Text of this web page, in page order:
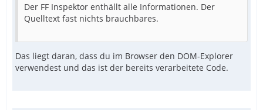
Der FF Inspektor enthällt alle Informationen. Der
Quelltext fast nichts brauchbares.
Das liegt daran, dass du im Browser den DOM-Explorer
verwendest und das ist der bereits verarbeitete Code.